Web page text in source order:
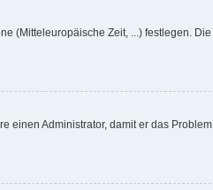
(Mitteleuropäische Zeit, ...) festlegen. Die
einen Administrator, damit er das Problem